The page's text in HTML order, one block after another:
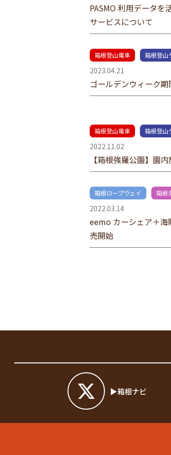
PASMO 利用データを
サービスについて
箱根登山電車 箱根登山
2023.04.21
ゴールデンウィーク期
箱根登山電車 箱根登山
2022.11.02
【箱根強羅公園】園
箱根ロープウェイ 箱根
2022.03.14
eemo カーシェア＋海
売開始
箱根ナビ